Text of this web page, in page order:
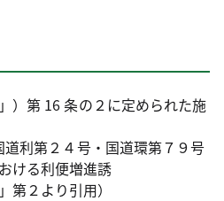
）第 16 条の２に定められた施
道利第２４号・国道環第７９号
ける利便増進誘
第２より引用）